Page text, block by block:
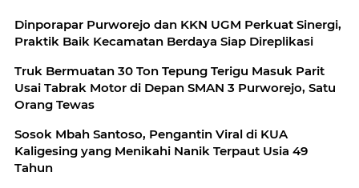
Dinporapar Purworejo dan KKN UGM Perkuat Sinergi,
Praktik Baik Kecamatan Berdaya Siap Direplikasi
Truk Bermuatan 30 Ton Tepung Terigu Masuk Parit
Usai Tabrak Motor di Depan SMAN 3 Purworejo, Satu
Orang Tewas
Sosok Mbah Santoso, Pengantin Viral di KUA
Kaligesing yang Menikahi Nanik Terpaut Usia 49
Tahun